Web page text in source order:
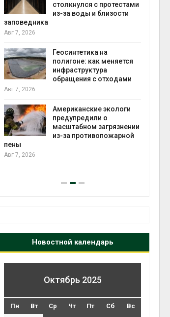
столкнулся с протестами
из-за воды и близости
заповедника
Авг 7, 2026
Геосинтетика на
полигоне: как меняется
инфраструктура
обращения с отходами
Авг 7, 2026
Американские экологи
предупредили о
масштабном загрязнении
из-за противопожарной
пены
Авг 7, 2026
Новостной календарь
Октябрь 2025
Пн Вт Ср Чт Пт Сб Вс